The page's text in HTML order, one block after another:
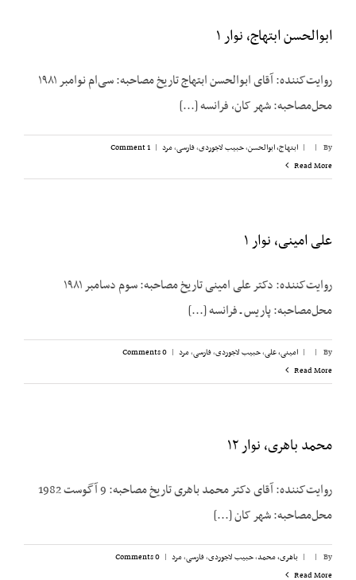
ابوالحسن ابتهاج، نوار ۱
روایت‌کننده: آقای ابوالحسن ابتهاج تاریخ مصاحبه: سی‌ام نوامبر ۱۹۸۱
محل‌مصاحبه: شهر کان، فرانسه [...]
By
|
| ابتهاج، ابوالحسن,حبیب لاجوردی,فارسی,مرد |
1 Comment
Read More
علی امینی، نوار ۱
روایت‌کننده: دکتر علی امینی تاریخ مصاحبه: سوم دسامبر ۱۹۸۱
محل‌مصاحبه: پاریس ـ فرانسه [...]
By
|
| امینی، علی,حبیب لاجوردی,فارسی,مرد |
0 Comments
Read More
محمد باهری، نوار ۱۲
روایت‌کننده: آقای دکتر محمد باهری تاریخ مصاحبه: 9 آگوست 1982
محل‌مصاحبه: شهر کان [...]
By
|
| باهری، محمد,حبیب لاجوردی,فارسی,مرد |
0 Comments
Read More